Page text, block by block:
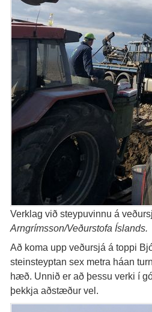
Verklag við steypuvinnu á
Arngrímsson/Veðurstofa Íslands.
Að koma upp veðursjá á toppi
steinsteyptan sex metra háan
hæð. Unnið er að þessu verki í
þekkja aðstæður vel.